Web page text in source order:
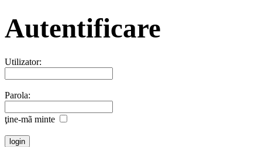
Autentificare
Utilizator:
Parola:
ţine-mã minte